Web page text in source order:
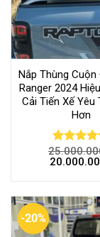
Nắp Thùng Cuộn
Ranger 2024
Cải Tiến Xế Yêu
Hơn
Rated
4.50out
-20%